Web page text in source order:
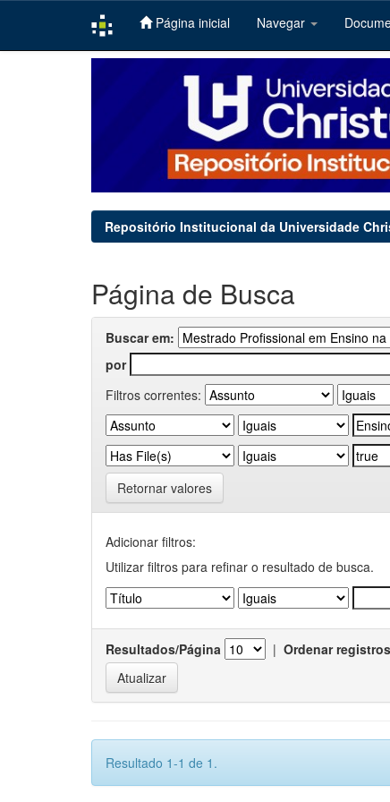
Página inicial Navegar
Repositório Institucional da Universidade
Página de Busca
Buscar em:
por
Filtros correntes:
Retornar valores
Adicionar filtros:
Utilizar filtros para refinar o resultado de busca.
Resultados/Página | Ordenar
Resultado 1-1 de 1.